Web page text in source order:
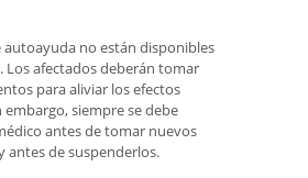
autoayuda no están disponibles
Los afectados deberán tomar
para aliviar los efectos
embargo, siempre se debe
antes de tomar nuevos
antes de suspenderlos.